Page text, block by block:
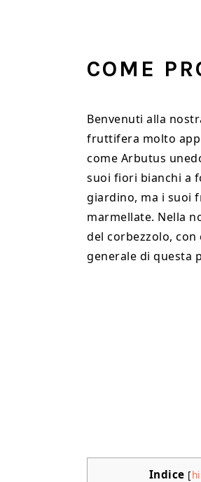
COME
Benvenuti alla
fruttifera molto
come Arbutus
suoi fiori bianchi a
giardino, ma i suoi
marmellate. Nella
del corbezzolo,
generale di questa
Indice [